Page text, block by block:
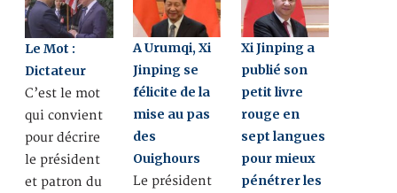
Le Mot :
Dictateur
C’est le mot
qui convient
pour décrire
le président
et patron du
A Urumqi, Xi
Jinping se
félicite de la
mise au pas
des
Ouighours
Le président
Xi Jinping a
publié son
petit livre
rouge en
sept langues
pour mieux
pénétrer les